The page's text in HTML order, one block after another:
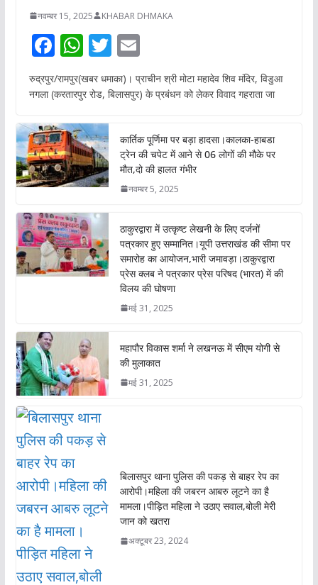
नवम्बर 15, 2025 KHABAR DHMAKA
F
ac
e
o
o
k
W
h
at
A
p
p
T
w
itt
E
m
ai
रुद्रपुर/रामपुर(खबर धमाका)। प्राचीन श्री मोटा महादेव शिव मंदिर, विडुआ
नगला (करतारपुर रोड, बिलासपुर) के प्रबंधन को लेकर विवाद गहराता जा
कार्तिक पूर्णिमा पर बड़ा हादसा।कालका-हाबडा
ट्रेन की चपेट में आने से 06 लोगों की मौके पर
मौत,दो की हालत गंभीर
नवम्बर 5, 2025
ठाकुरद्वारा में उत्कृष्ट लेखनी के लिए दर्जनों
पत्रकार हुए सम्मानित।यूपी उत्तराखंड की सीमा पर
समारोह का आयोजन,भारी जमावड़ा।ठाकुरद्वारा
प्रेस क्लब ने पत्रकार प्रेस परिषद (भारत) में की
विलय की घोषणा
मई 31, 2025
महापौर विकास शर्मा ने लखनऊ में सीएम योगी से
की मुलाकात
मई 31, 2025
बिलासपुर थाना पुलिस की पकड़ से बाहर रेप का
आरोपी।महिला की जबरन आबरु लूटने का है
मामला।पीड़ित महिला ने उठाए सवाल,बोली मेरी
जान को खतरा
अक्टूबर 23, 2024